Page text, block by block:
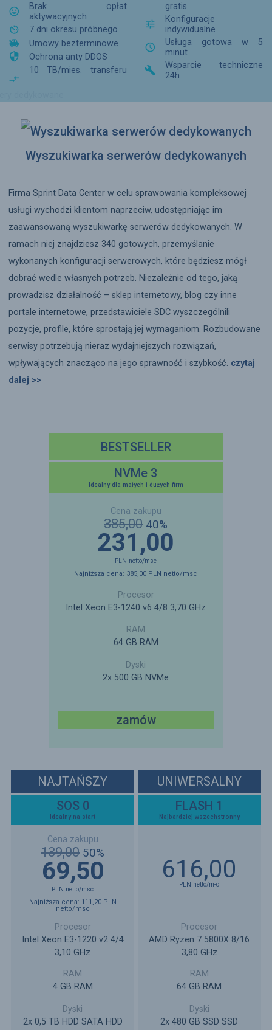

Brak opłat
aktywacyjnych
 7 dni okresu próbnego
 Umowy bezterminowe
 Ochrona anty DDOS

10 TB/mies. transferu
gratis

Konfiguracje
indywidualne

Usługa gotowa w 5
minut

Wsparcie techniczne
24h
Wyszukiwarka serwerów dedykowanych
Firma Sprint Data Center w celu sprawowania kompleksowej
usługi wychodzi klientom naprzeciw, udostępniając im
zaawansowaną wyszukiwarkę serwerów dedykowanych. W
ramach niej znajdziesz 340 gotowych, przemyślanie
wykonanych konfiguracji serwerowych, które będziesz mógł
dobrać wedle własnych potrzeb. Niezależnie od tego, jaką
prowadzisz działalność – sklep internetowy, blog czy inne
portale internetowe, przedstawiciele SDC wyszczególnili
pozycje, profile, które sprostają jej wymaganiom. Rozbudowane
serwisy potrzebują nieraz wydajniejszych rozwiązań,
wpływających znacząco na jego sprawność i szybkość. czytaj
dalej >>
NAJTAŃSZY
SOS 0
Idealny na start
139,00 50%
69,50
PLN netto/msc
Najniższa cena: 111,20 PLN
netto/msc
Intel Xeon E3-1220 v2 4/4
3,10 GHz
4 GB RAM
2x 0,5 TB HDD SATA HDD
BESTSELLER
NVMe 3
Idealny dla małych i dużych firm
385,0040%
231,00
PLN netto/msc
Najniższa cena: 385,00 PLN netto/msc
Intel Xeon E3-1240 v6 4/8 3,70 GHz
64 GB RAM
2x 500 GB NVMe
zamów
UNIWERSALNY
FLASH 1
Najbardziej wszechstronny
616,00
PLN netto/m-c
AMD Ryzen 7 5800X 8/16
3,80 GHz
64 GB RAM
2x 480 GB SSD SSD